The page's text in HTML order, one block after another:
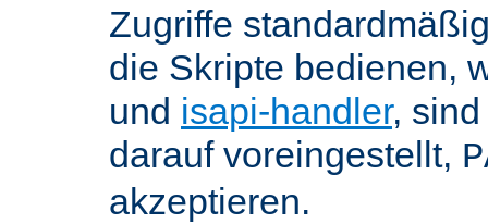
Zugriffe
die Skripte bedienen,
und isapi-handler,
darauf voreingestellt,
akzeptieren.